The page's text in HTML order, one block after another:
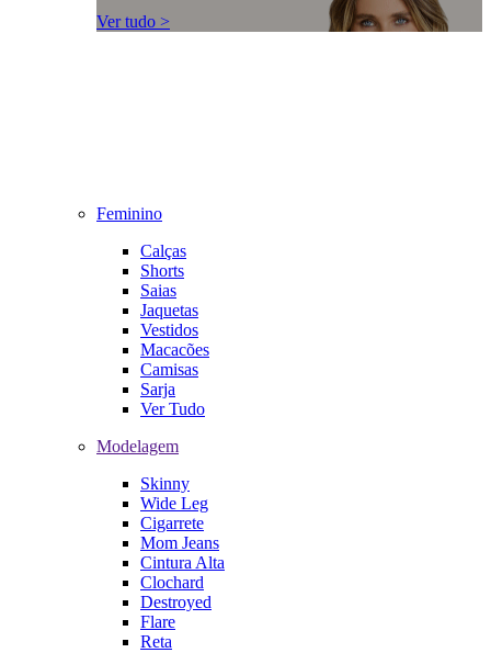
Ver tudo >
Feminino
Calças
Shorts
Saias
Jaquetas
Vestidos
Macacões
Camisas
Sarja
Ver Tudo
Modelagem
Skinny
Wide Leg
Cigarrete
Mom Jeans
Cintura Alta
Clochard
Destroyed
Flare
Reta